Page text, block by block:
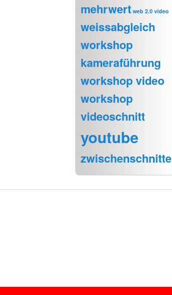
mehrwert web 2.0 video
weissabgleich
workshop
kameraführung
workshop video
workshop
videoschnitt
youtube
zwischenschnitte